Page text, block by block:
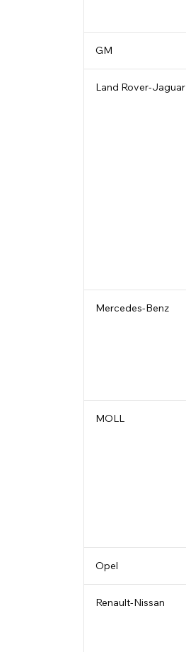
GM
Land Rover-Jaguar
Mercedes-Benz
MOLL
Opel
Renault-Nissan